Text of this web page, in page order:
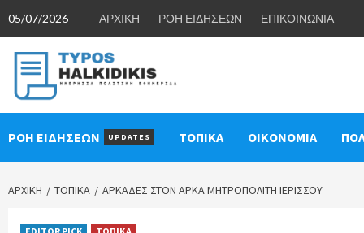
content
05/07/2026 ΑΡΧΙΚΗ ΡΟΗ ΕΙΔΗΣΕΩΝ ΕΠΙΚΟΙΝΩΝΙΑ
ΡΟΗ ΕΙΔΗΣΕΩΝ UPDATES ΤΟΠΙΚΑ ΟΙΚΟΝΟΜΙΑ
ΑΡΧΙΚΉ ΤΟΠΙΚΑ ΑΡΚΆΔΕΣ ΣΤΟΝ ΑΡΚΆ ΜΗΤΡΟΠΟΛΊΤΗ ΙΕΡΙΣΣΟΎ